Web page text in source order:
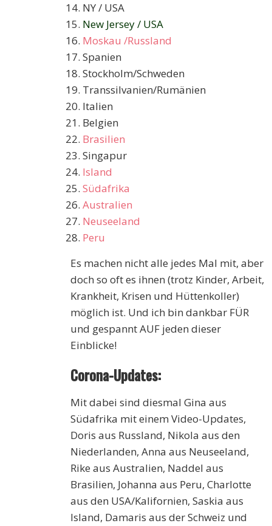
NY / USA
New Jersey / USA
Moskau /Russland
Spanien
Stockholm/Schweden
Transsilvanien/Rumänien
Italien
Belgien
Brasilien
Singapur
Island
Südafrika
Australien
Neuseeland
Peru
Es machen nicht alle jedes Mal mit, aber
doch so oft es ihnen (trotz Kinder, Arbeit,
Krankheit, Krisen und Hüttenkoller)
möglich ist. Und ich bin dankbar FÜR
und gespannt AUF jeden dieser
Einblicke!
Corona-Updates:
Mit dabei sind diesmal Gina aus
Südafrika mit einem Video-Updates,
Doris aus Russland, Nikola aus den
Niederlanden, Anna aus Neuseeland,
Rike aus Australien, Naddel aus
Brasilien, Johanna aus Peru, Charlotte
aus den USA/Kalifornien, Saskia aus
Island, Damaris aus der Schweiz und